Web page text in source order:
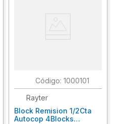
: 1000101
Rayter
Block Remision 1/2Cta
Autocop 4Blocks